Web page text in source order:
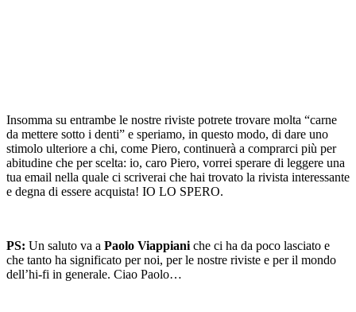
Insomma su entrambe le nostre riviste potrete trovare molta “carne
da mettere sotto i denti” e speriamo, in questo modo, di dare uno
stimolo ulteriore a chi, come Piero, continuerà a comprarci più per
abitudine che per scelta: io, caro Piero, vorrei sperare di leggere una
tua email nella quale ci scriverai che hai trovato la rivista interessante
e degna di essere acquista! IO LO SPERO.
PS: Un saluto va a Paolo Viappiani che ci ha da poco lasciato e
che tanto ha significato per noi, per le nostre riviste e per il mondo
dell’hi-fi in generale. Ciao Paolo…